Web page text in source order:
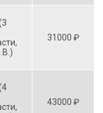
31000 ₽
43000 ₽